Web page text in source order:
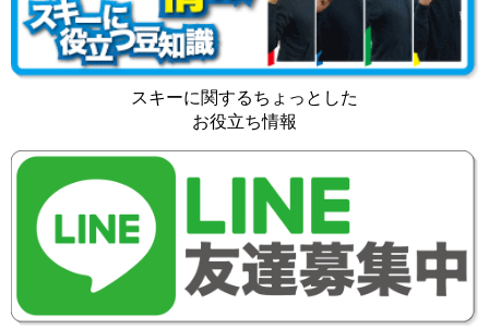
スキーに関するちょっとした
お役立ち情報